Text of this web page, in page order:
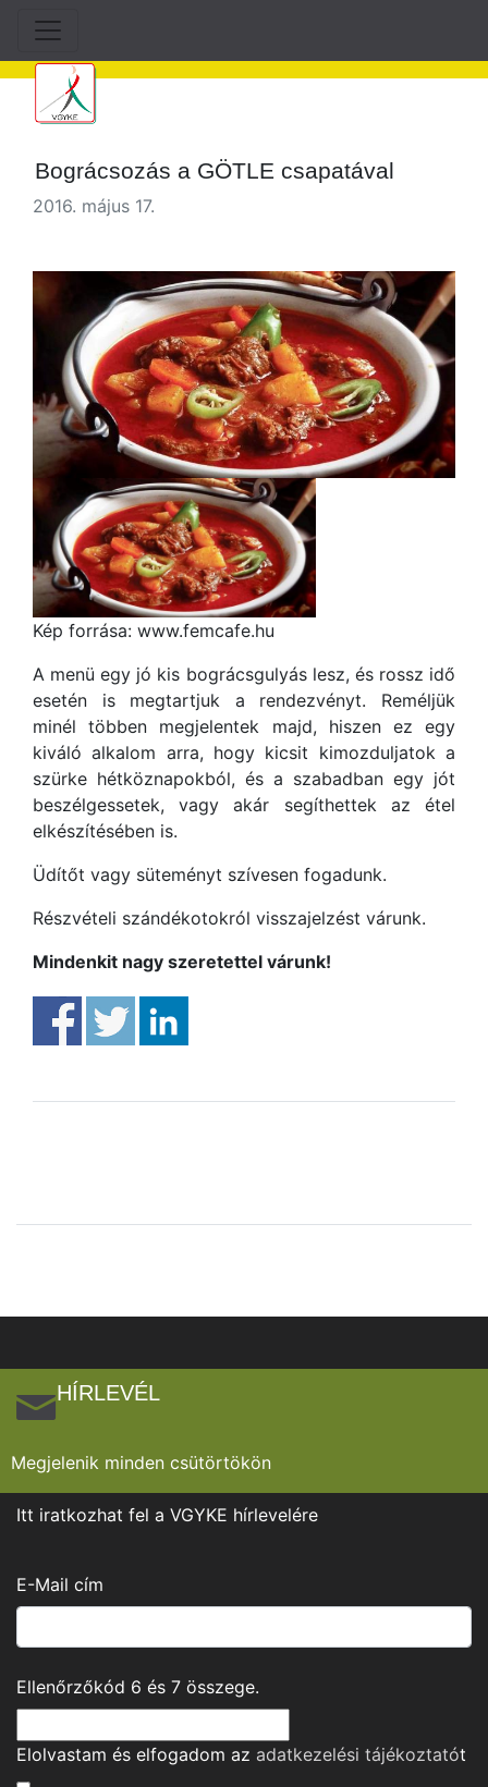
Bográcsozás a GÖTLE csapatával
2016. május 17.
Kép forrása: www.femcafe.hu
A menü egy jó kis bográcsgulyás lesz, és rossz idő
esetén is megtartjuk a rendezvényt. Reméljük
minél többen megjelentek majd, hiszen ez egy
kiváló alkalom arra, hogy kicsit kimozduljatok a
szürke hétköznapokból, és a szabadban egy jót
beszélgessetek, vagy akár segíthettek az étel
elkészítésében is.
Üdítőt vagy süteményt szívesen fogadunk.
Részvételi szándékotokról visszajelzést várunk.
Mindenkit nagy szeretettel várunk!
HÍRLEVÉL
Megjelenik minden csütörtökön
Itt iratkozhat fel a VGYKE hírlevelére
E-Mail cím
Ellenőrzőkód 6 és 7 összege.
Elolvastam és elfogadom az adatkezelési tájékoztatót